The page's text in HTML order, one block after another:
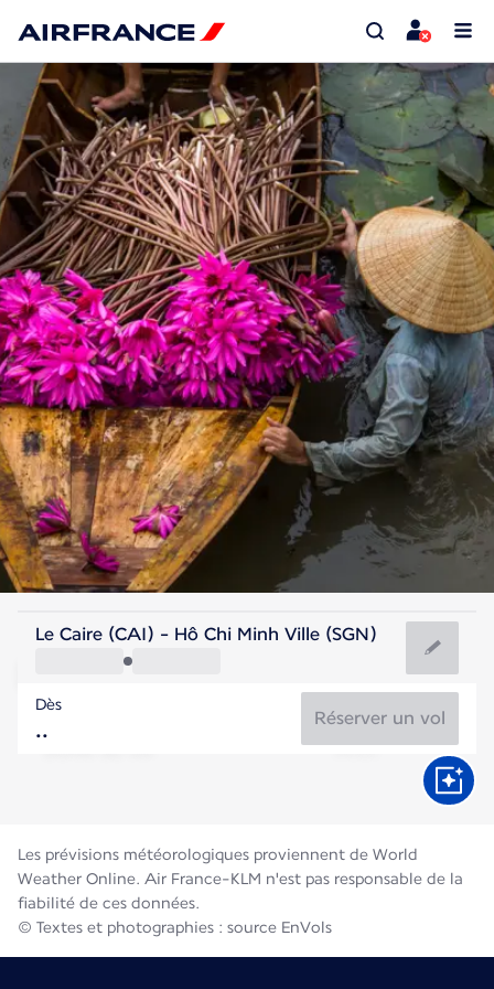
Vietnam
Hô Chi Minh-Ville
Vietnam
Durée du vol
28°C
Août
Le Caire (CAI) - Hô Chi Minh Ville (SGN)
Dès
Réserver un vol
Les prévisions météorologiques proviennent de World
Weather Online. Air France-KLM n'est pas responsable de la
fiabilité de ces données.
© Textes et photographies : source EnVols